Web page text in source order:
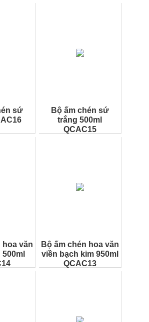
sứ
Bộ ấm chén sứ
trắng 500ml
QCAC15
hoa văn
Bộ ấm chén hoa văn
viền bạch kim 950ml
QCAC13